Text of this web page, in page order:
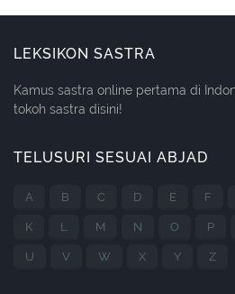
LEKSIKON SASTRA
Kamus sastra online pertama di
tokoh sastra disini!
TELUSURI SESUAI ABJAD
A B C D E F
K L M N O P
U V W X Y Z